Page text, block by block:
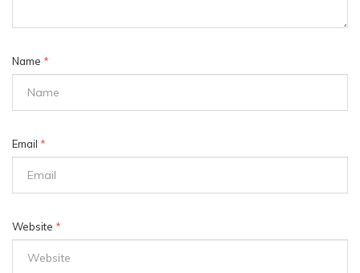
Name *
Email *
Website *